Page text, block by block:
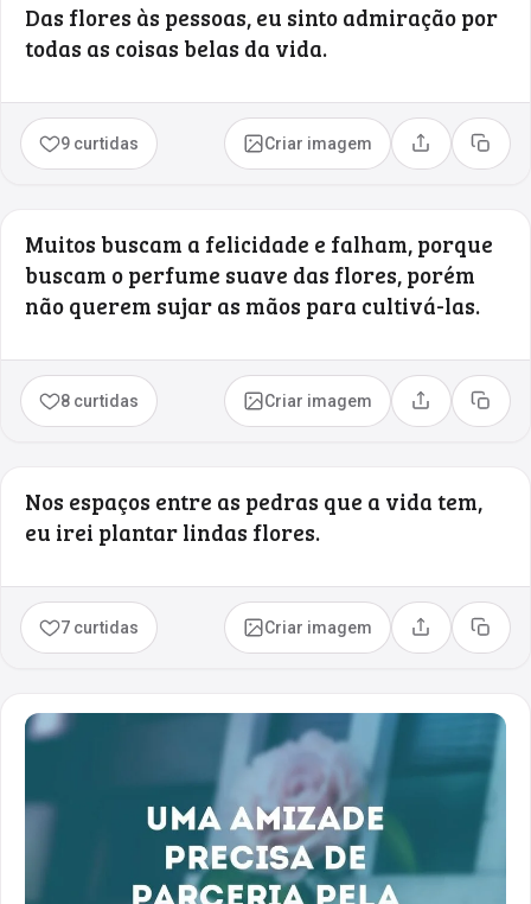
Das flores às pessoas, eu sinto admiração por
todas as coisas belas da vida.
9 curtidas Criar imagem Compartilhar
Copiar
Muitos buscam a felicidade e falham, porque
buscam o perfume suave das flores, porém
não querem sujar as mãos para cultivá-las.
8 curtidas Criar imagem Compartilhar
Copiar
Nos espaços entre as pedras que a vida tem,
eu irei plantar lindas flores.
7 curtidas Criar imagem Compartilhar
Copiar